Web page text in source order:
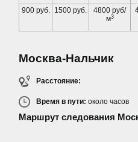
900 руб. 1500 руб.
4800 руб/
м3
Москва-Нальчик
Расстояние:
Время в пути: около часов
Маршрут следования